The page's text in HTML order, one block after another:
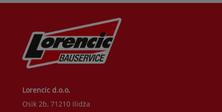
Lorencic d.o.o.
Osik 2b, 71210 Ilidža